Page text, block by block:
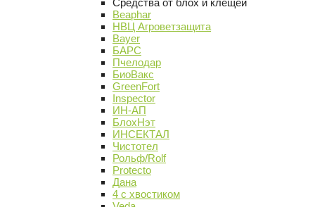
Средства от блох и клещей
Beaphar
НВЦ Агроветзащита
Bayer
БАРС
Пчелодар
БиоВакс
GreenFort
Inspector
ИН-АП
БлохНэт
ИНСЕКТАЛ
Чистотел
Рольф/Rolf
Protecto
Дана
4 с хвостиком